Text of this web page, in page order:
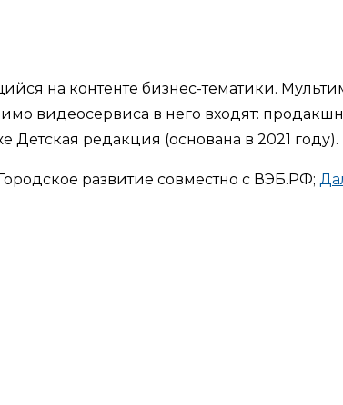
на контенте бизнес-тематики.
видеосервиса в него входят:
Детская редакция (основана в 2021 году).
развитие совместно с ВЭБ.РФ;